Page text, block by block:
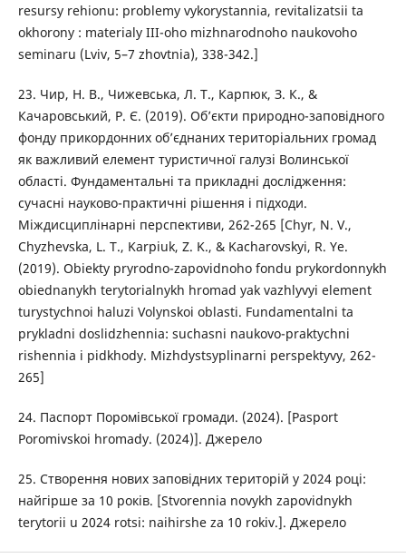
resursy rehionu: problemy vykorystannia, revitalizatsii ta
okhorony : materialy III-oho mizhnarodnoho naukovoho
seminaru (Lviv, 5–7 zhovtnia), 338-342.]
23. Чир, Н. В., Чижевська, Л. Т., Карпюк, З. К., &
Качаровський, Р. Є. (2019). Об’єкти природно-заповідного
фонду прикордонних об’єднаних територіальних громад
як важливий елемент туристичної галузі Волинської
області. Фундаментальні та прикладні дослідження:
сучасні науково-практичні рішення і підходи.
Міждисциплінарні перспективи, 262-265 [Chyr, N. V.,
Chyzhevska, L. T., Karpiuk, Z. K., & Kacharovskyi, R. Ye.
(2019). Obiekty pryrodno-zapovidnoho fondu prykordonnykh
obiednanykh terytorialnykh hromad yak vazhlyvyi element
turystychnoi haluzi Volynskoi oblasti. Fundamentalni ta
prykladni doslidzhennia: suchasni naukovo-praktychni
rishennia i pidkhody. Mizhdystsyplinarni perspektyvy, 262-
265]
24. Паспорт Поромівської громади. (2024). [Pasport
Poromivskoi hromady. (2024)]. Джерело
25. Створення нових заповідних територій у 2024 році:
найгірше за 10 років. [Stvorennia novykh zapovidnykh
terytorii u 2024 rotsi: naihirshe za 10 rokiv.]. Джерело